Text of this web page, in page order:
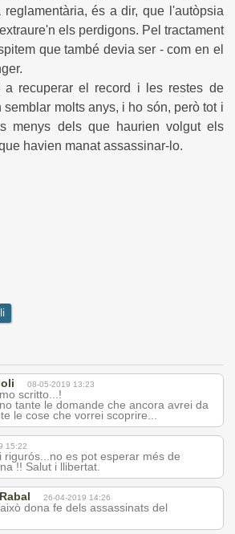
reglamentària, és a dir, que l'autòpsia
els perdigons. Pel tractament
que també devia ser - com en el
a recuperar el record i les restes de
molts anys, i ho són, però tot i
menys dels que haurien volgut els
havien manat assassinar-lo.
08-05-2019 13:23
scritto...!
tante le domande che ancora avrei da
le cose che vorrei scoprire...
15:22
rigurós...no es pot esperar més de
!! Salut i llibertat.
26-04-2019 14:26
dona fe dels assassinats del